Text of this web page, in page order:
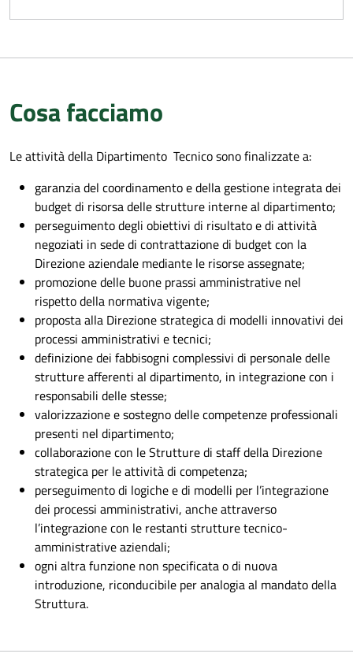
Cosa facciamo
Le attività della Dipartimento Tecnico sono finalizzate a:
garanzia del coordinamento e della gestione integrata dei
budget di risorsa delle strutture interne al dipartimento;
perseguimento degli obiettivi di risultato e di attività
negoziati in sede di contrattazione di budget con la
Direzione aziendale mediante le risorse assegnate;
promozione delle buone prassi amministrative nel
rispetto della normativa vigente;
proposta alla Direzione strategica di modelli innovativi dei
processi amministrativi e tecnici;
definizione dei fabbisogni complessivi di personale delle
strutture afferenti al dipartimento, in integrazione con i
responsabili delle stesse;
valorizzazione e sostegno delle competenze professionali
presenti nel dipartimento;
collaborazione con le Strutture di staff della Direzione
strategica per le attività di competenza;
perseguimento di logiche e di modelli per l’integrazione
dei processi amministrativi, anche attraverso
l’integrazione con le restanti strutture tecnico-
amministrative aziendali;
ogni altra funzione non specificata o di nuova
introduzione, riconducibile per analogia al mandato della
Struttura.